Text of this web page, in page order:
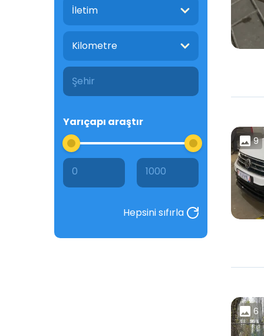
İletim
Kilometre
Yarıçapı araştır
0 1000
Hepsini sıfırla
9
6